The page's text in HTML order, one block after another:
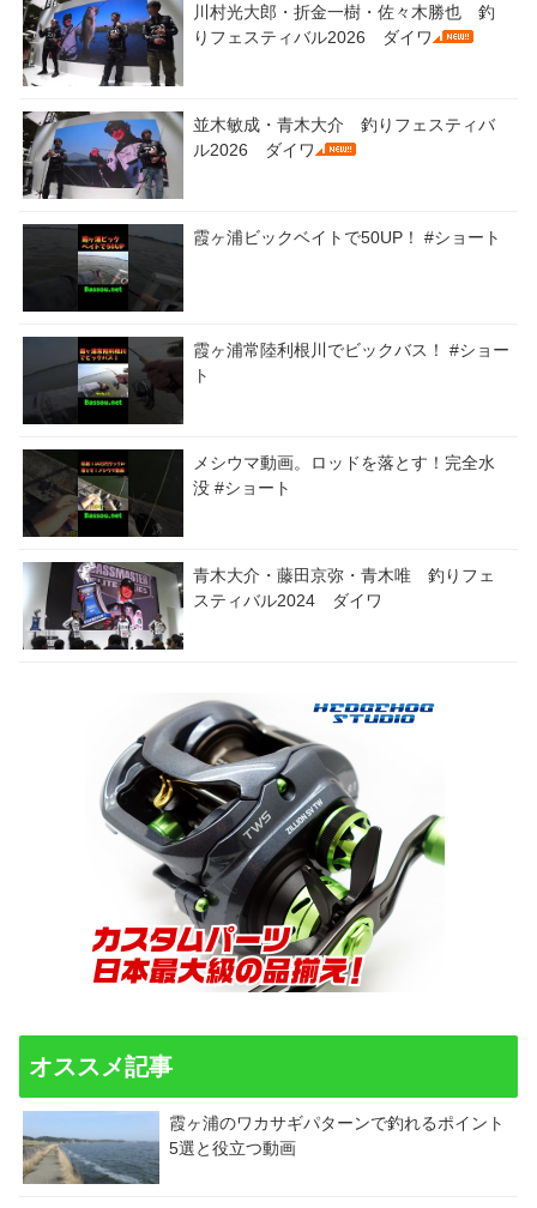
川村光大郎・折金一樹・佐々木勝也 釣
りフェスティバル2026 ダイワ
並木敏成・青木大介 釣りフェスティバ
ル2026 ダイワ
霞ヶ浦ビックベイトで50UP！ #ショート
霞ヶ浦常陸利根川でビックバス！ #ショー
ト
メシウマ動画。ロッドを落とす！完全水
没 #ショート
青木大介・藤田京弥・青木唯 釣りフェ
スティバル2024 ダイワ
オススメ記事
霞ヶ浦のワカサギパターンで釣れるポイント
5選と役立つ動画